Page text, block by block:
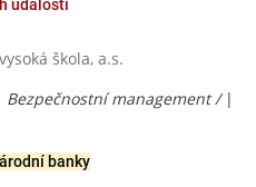
událostí
škola, a.s.
Bezpečnostní management / |
banky